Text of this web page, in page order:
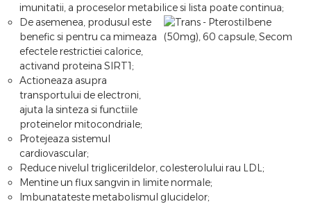
imunitatii, a proceselor metabilice si lista poate continua;
De asemenea, produsul este
benefic si pentru ca mimeaza
efectele restrictiei calorice,
activand proteina SIRT1;
Actioneaza asupra
transportului de electroni,
ajuta la sinteza si functiile
proteinelor mitocondriale;
Protejeaza sistemul
cardiovascular;
Reduce nivelul triglicerildelor, colesterolului rau LDL;
Mentine un flux sangvin in limite normale;
Imbunatateste metabolismul glucidelor;